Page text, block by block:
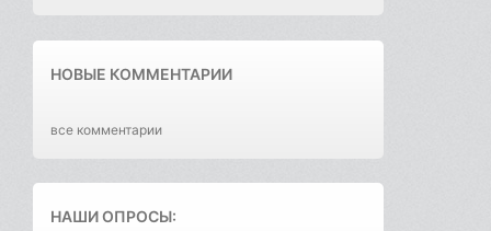
НОВЫЕ КОММЕНТАРИИ
все комментарии
НАШИ ОПРОСЫ: